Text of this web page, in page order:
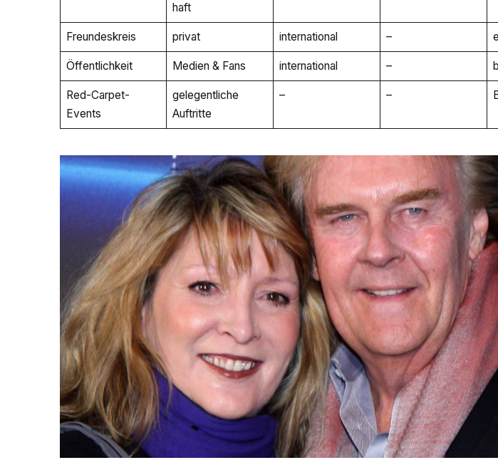
haft
Freundeskreis privat international –
Öffentlichkeit Medien & Fans international –
Red-Carpet-
Events
gelegentliche
Auftritte
– –